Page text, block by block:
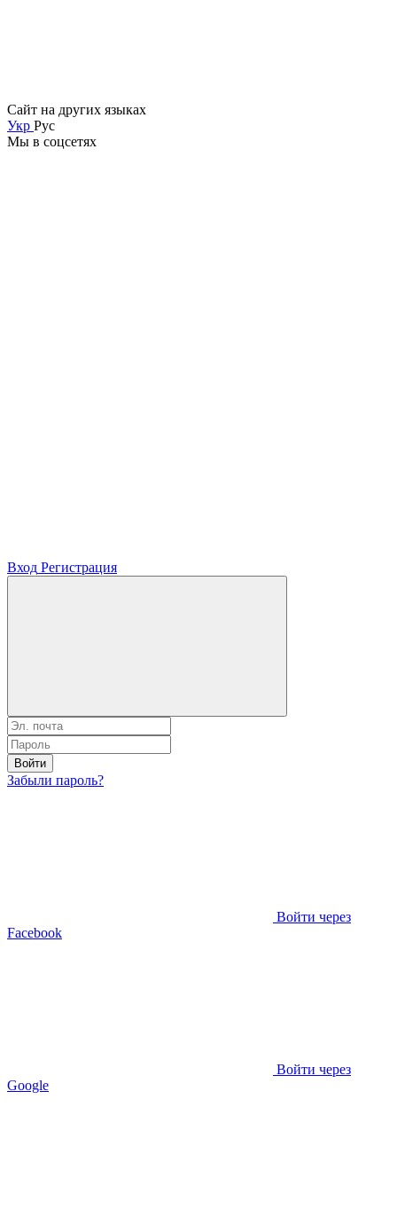
Сайт на других языках
Укр Рус
Мы в соцсетях
Вход Регистрация
Войти
Забыли пароль?
Войти через
Facebook
Войти через
Google